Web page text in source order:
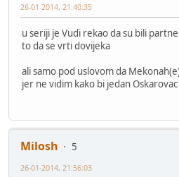
26-01-2014, 21:40:35
u seriji je Vudi rekao da su bili
to da se vrti dovijeka
ali samo pod uslovom da
jer ne vidim kako bi jedan
Milosh
5
26-01-2014, 21:56:03